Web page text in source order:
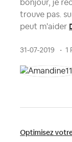
bonjour, je
trouve pas.
peut m'aider
31-07-2019 1
Optimisez